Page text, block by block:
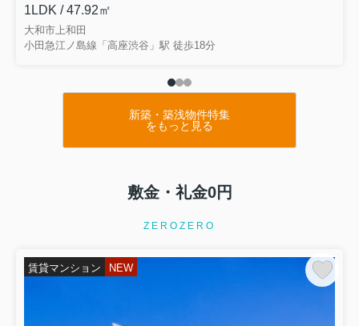
1LDK / 47.92㎡
大和市上和田
小田急江ノ島線「高座渋谷」駅 徒歩18分
新築・築浅物件特集
をもっと見る
敷金・礼金0円
ZEROZERO
賃貸マンション NEW